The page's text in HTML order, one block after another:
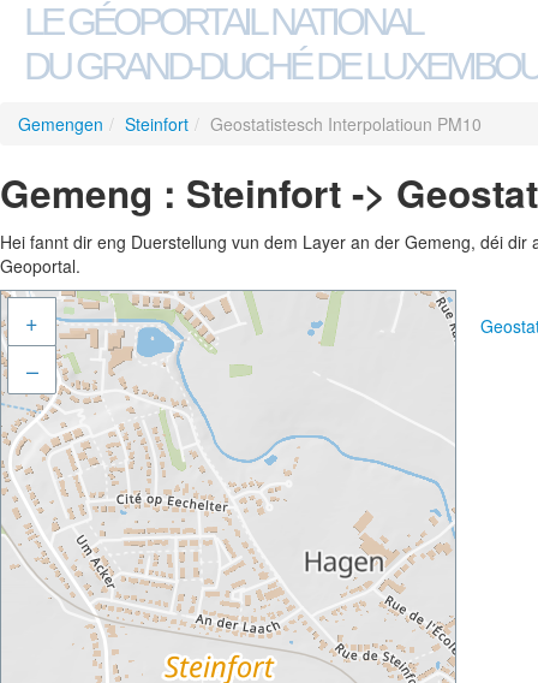
LE GÉOPORTAIL NATIONAL
DU GRAND-DUCHÉ DE
Gemengen / Steinfort / Geostatistesch Interpolatioun PM10
Gemeng : Steinfort ->
Hei fannt dir eng Duerstellung vun dem Layer an der Gemeng, déi
Geoportal.
+
–